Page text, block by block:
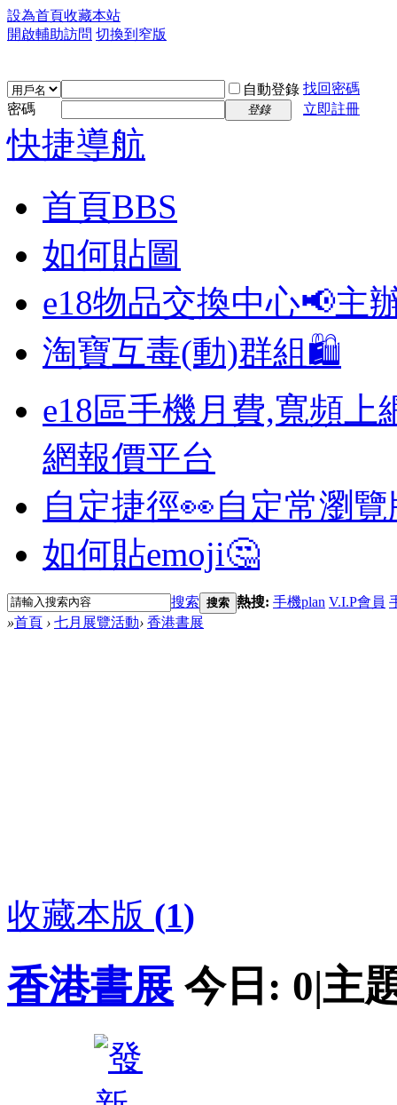
設為首頁收藏本站
開啟輔助訪問 切換到窄版
自動登錄 找回密碼
密碼
登錄 立即註冊
快捷導航
首頁BBS
如何貼圖
e18物品交換中心📢主
淘寶互毒(動)群組🛍️
e18區手機月費,寬頻上
網報價平台
自定捷徑👀自定常瀏
如何貼emoji🤔
搜索 搜索 熱搜: 手機plan V.I.P會員
»首頁 › 七月展覽活動› 香港書展
收藏本版 (1)
香港書展 今日: 0|主